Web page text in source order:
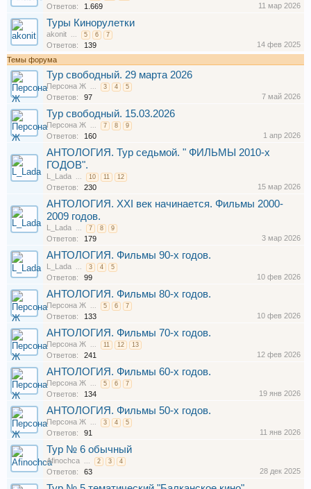
Ответов: 1.669 11 мар 2026
Туры Кинорулетки
akonit ... 5 6 7
Ответов: 139
14 фев 2025
Темы форума
Тур свободный. 29 марта 2026
Персона Ж ... 3 4 5
Ответов: 97 7 май 2026
Тур свободный. 15.03.2026
Персона Ж ... 7 8 9
Ответов: 160 1 апр 2026
АНТОЛОГИЯ. Тур седьмой. " ФИЛЬМЫ 2010-х
ГОДОВ".
L_Lada ... 10 11 12
Ответов: 230 15 мар 2026
АНТОЛОГИЯ. XXI век начинается. Фильмы 2000-
2009 годов.
L_Lada ... 7 8 9
Ответов: 179 3 мар 2026
АНТОЛОГИЯ. Фильмы 90-х годов.
L_Lada ... 3 4 5
Ответов: 99 10 фев 2026
АНТОЛОГИЯ. Фильмы 80-х годов.
Персона Ж ... 5 6 7
Ответов: 133 10 фев 2026
АНТОЛОГИЯ. Фильмы 70-х годов.
Персона Ж ... 11 12 13
Ответов: 241 12 фев 2026
АНТОЛОГИЯ. Фильмы 60-х годов.
Персона Ж ... 5 6 7
Ответов: 134 19 янв 2026
АНТОЛОГИЯ. Фильмы 50-х годов.
Персона Ж ... 3 4 5
Ответов: 91 11 янв 2026
Тур № 6 обычный
Afinochca ... 2 3 4
Ответов: 63 28 дек 2025